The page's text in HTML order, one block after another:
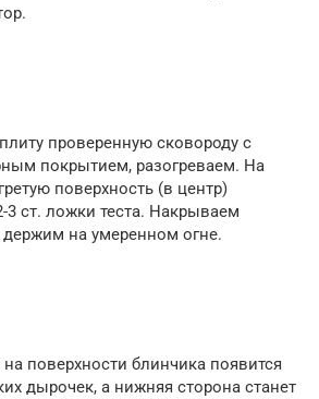
проверенную сковороду с
покрытием, разогреваем. На
поверхность (в центр)
3 ст. ложки теста. Накрываем
на умеренном огне.
поверхности блинчика появится
дырочек, а нижняя сторона станет